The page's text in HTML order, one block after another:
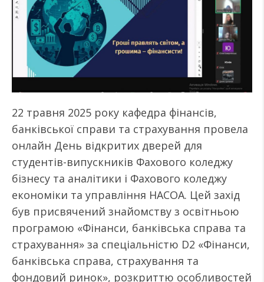
22 травня 2025 року кафедра фінансів,
банківської справи та страхування провела
онлайн День відкритих дверей для
студентів-випускників Фахового коледжу
бізнесу та аналітики і Фахового коледжу
економіки та управління НАСОА. Цей захід
був присвячений знайомству з освітньою
програмою «Фінанси, банківська справа та
страхування» за спеціальністю D2 «Фінанси,
банківська справа, страхування та
фондовий ринок», розкриттю особливостей